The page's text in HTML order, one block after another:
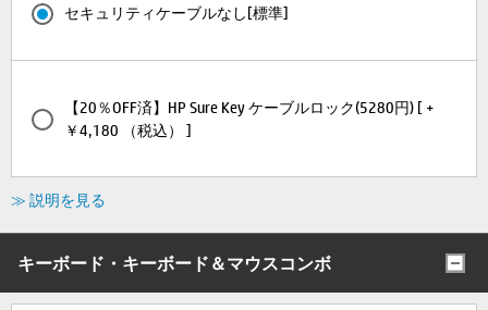
セキュリティケーブルなし[標準]
【20％OFF済】HP Sure Key ケーブルロック(5280円) [ +
￥4,180 （税込） ]
≫ 説明を見る
キーボード・キーボード＆マウスコンボ